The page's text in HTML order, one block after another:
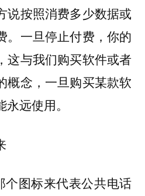
说按照消费多少数据或
。一旦停止付费，你的
这与我们购买软件或者
概念，一旦购买某款软
远使用。
个图标来代表公共电话